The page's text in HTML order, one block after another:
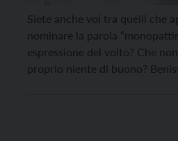
Siete anche voi tra quelli che
nominare la parola
espressione del volto? Che
proprio niente di buono?